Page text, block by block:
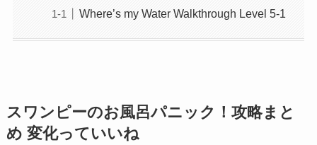
Where’s my Water Walkthrough Level 5-1
スワンピーのお風呂パニック！攻略まと
め 変化っていいね